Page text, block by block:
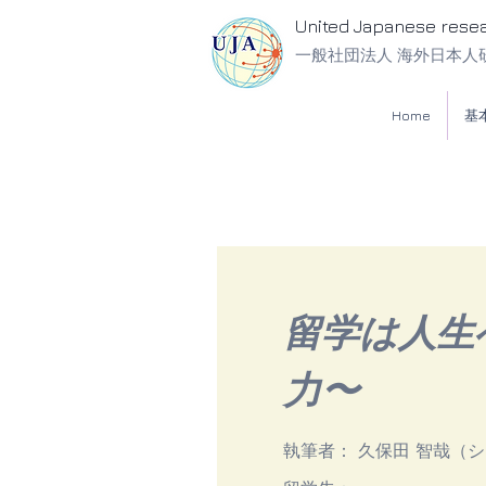
United Japanese
一般社団法人 海外日本人
Home 基
留学は人
力〜
執筆者：
久保田 智哉（